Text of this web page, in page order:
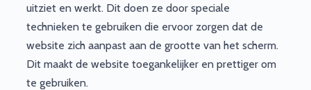
uitziet en werkt. Dit doen ze door speciale
technieken te gebruiken die ervoor zorgen dat de
website zich aanpast aan de grootte van het scherm.
Dit maakt de website toegankelijker en prettiger om
te gebruiken.